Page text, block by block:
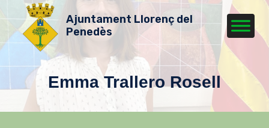
Ajuntament Llorenç del
Penedès
Emma Trallero Rosell